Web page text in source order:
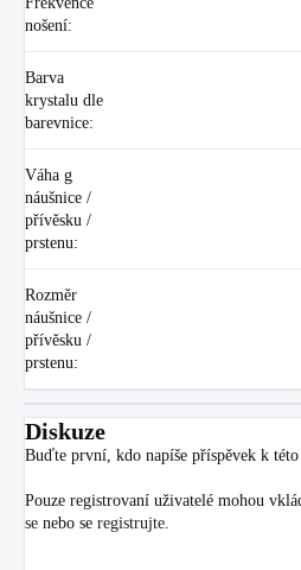
nošení:
Barva
krystalu dle
barevnice:
Váha g
náušnice /
přívěsku /
prstenu:
Rozměr
náušnice /
přívěsku /
prstenu:
Diskuze
Buďte první, kdo napíše příspěvek k této
Pouze registrovaní uživatelé mohou
se nebo se registrujte